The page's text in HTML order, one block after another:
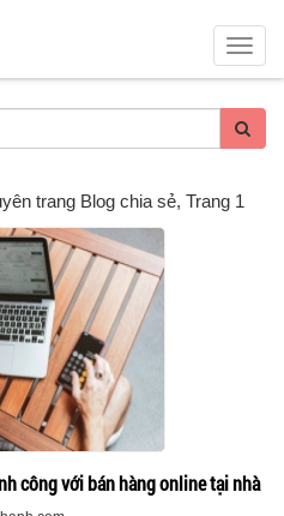
trang Blog chia sẻ, Trang 1
công với bán hàng online tại nhà